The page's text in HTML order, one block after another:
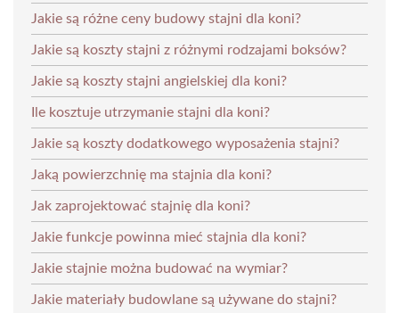
Jakie są różne ceny budowy stajni dla koni?
Jakie są koszty stajni z różnymi rodzajami boksów?
Jakie są koszty stajni angielskiej dla koni?
Ile kosztuje utrzymanie stajni dla koni?
Jakie są koszty dodatkowego wyposażenia stajni?
Jaką powierzchnię ma stajnia dla koni?
Jak zaprojektować stajnię dla koni?
Jakie funkcje powinna mieć stajnia dla koni?
Jakie stajnie można budować na wymiar?
Jakie materiały budowlane są używane do stajni?